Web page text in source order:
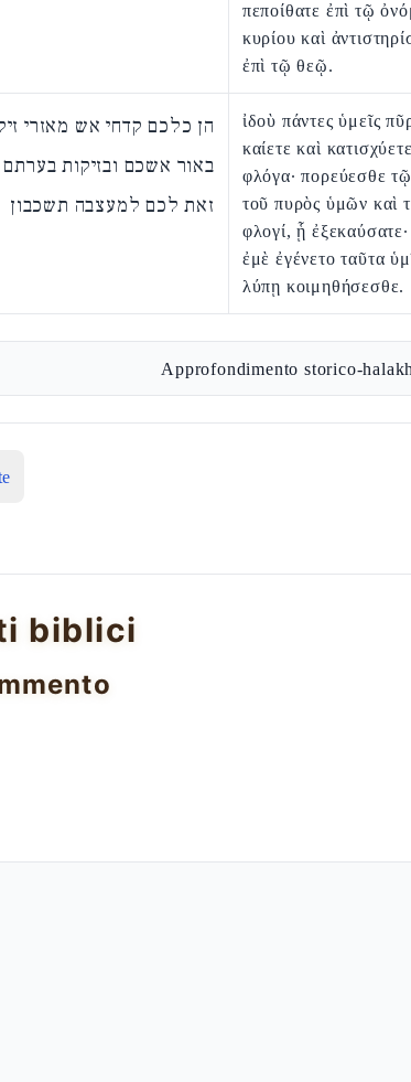
πεποίθατε ἐπὶ τῷ
κυρίου καὶ
ἐπὶ τῷ θεῷ.
הן כלכם קדחי אש מאזרי
באור אשכם ובזיקות בערתם
זאת לכם למעצבה תשכבון
ἰδοὺ πάντες ὑμεῖς
καίετε καὶ κατισχύετε
φλόγα· πορεύεσθε
τοῦ πυρὸς ὑμῶν καὶ
φλογί, ᾗ ἐξεκαύσατε·
ἐμὲ ἐγένετο ταῦτα
λύπῃ κοιμηθήσεσθε.
Approfondimento storico-
biblici